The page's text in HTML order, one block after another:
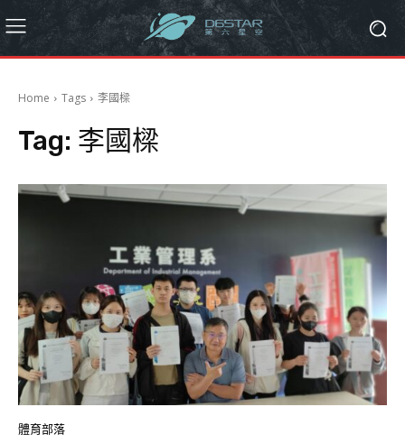
Home Tags 李國樑
Tag: 李國樑
體育部落